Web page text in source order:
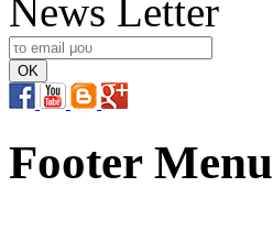
News Letter
Footer Menu